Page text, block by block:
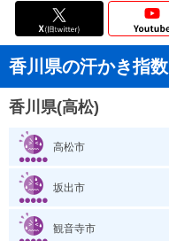
香川県の汗かき指数
香川県(高松)
高松市
坂出市
観音寺市